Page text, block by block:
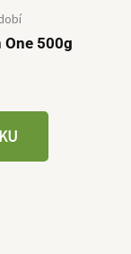
500g